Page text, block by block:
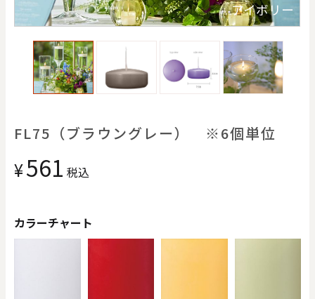
20000
円
クリア OK
色で探す
アイボリー
FL75（ブラウングレー） ※6個単位
¥561 税込
カラーチャート